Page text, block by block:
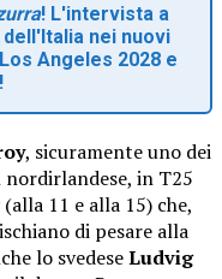
! L'intervista a
nei nuovi
Angeles 2028 e
, sicuramente uno dei
in T25
11 e alla 15) che,
di pesare alla
lo svedeseLudvig